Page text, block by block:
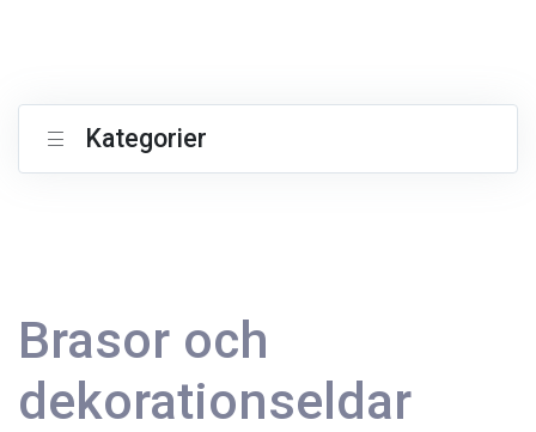
Kategorier
Brasor och
dekorationseldar